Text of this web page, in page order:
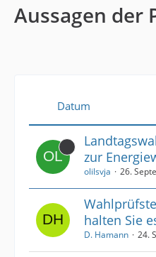
Aussagen der
Datum
zur
olilsvja 26.
halten Sie
D. Hamann 24.